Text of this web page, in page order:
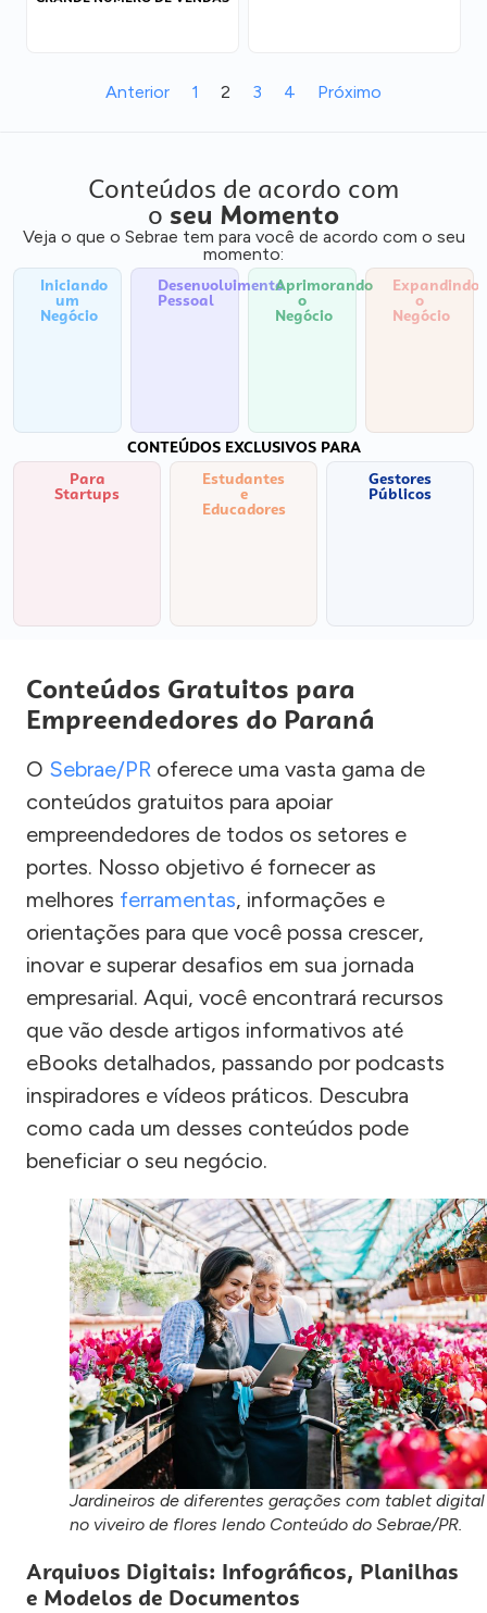
Anterior 1 2 3 4 Próximo
Conteúdos de acordo com
o seu Momento
Veja o que o Sebrae tem para você de acordo com o seu
momento:
Iniciando
um
Negócio
Desenvolvimento
Pessoal
Aprimorando
o
Negócio
Expandindo
o
Negócio
CONTEÚDOS EXCLUSIVOS PARA
Para
Startups
Estudantes
e
Educadores
Gestores
Públicos
Conteúdos Gratuitos para
Empreendedores do Paraná
O Sebrae/PR oferece uma vasta gama de
conteúdos gratuitos para apoiar
empreendedores de todos os setores e
portes. Nosso objetivo é fornecer as
melhores ferramentas, informações e
orientações para que você possa crescer,
inovar e superar desafios em sua jornada
empresarial. Aqui, você encontrará recursos
que vão desde artigos informativos até
eBooks detalhados, passando por podcasts
inspiradores e vídeos práticos. Descubra
como cada um desses conteúdos pode
beneficiar o seu negócio.
Jardineiros de diferentes gerações com tablet digital
no viveiro de flores lendo Conteúdo do Sebrae/PR.
Arquivos Digitais: Infográficos, Planilhas
e Modelos de Documentos